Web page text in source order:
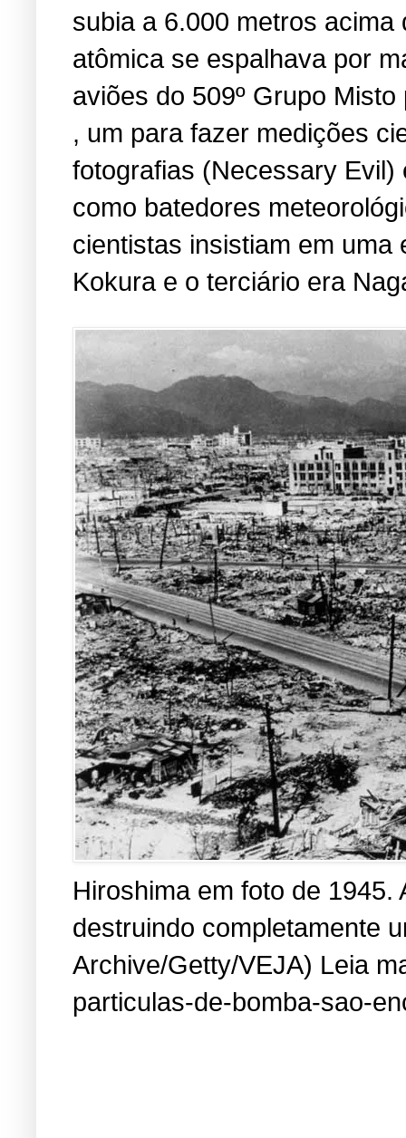
subia a 6.000 metros
atômica se espalhava por
aviões do 509º Grupo
, um para fazer medições
fotografias (Necessary
como batedores
cientistas insistiam em
Kokura e o terciário era
Hiroshima em foto de
destruindo completamente
Archive/Getty/VEJA) Leia
particulas-de-bomba-sao-